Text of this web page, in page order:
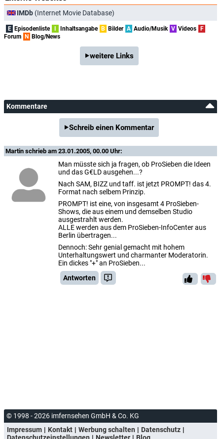
IMDb (Internet Movie Database)
E Episodenliste Inhaltsangabe B Bilder A Audio/Musik V Videos
F
Forum
N Blog/News
weitere Links
Kommentare
Schreib einen Kommentar
Martin schrieb am 23.01.2005, 00.00 Uhr:
Man müsste sich ja fragen, ob ProSieben die Ideen
und das G€LD ausgehen...?
Nach SAM, BIZZ und taff. ist jetzt PROMPT! das 4.
Format nach selbem Prinzip.
PROMPT! ist eine, von insgesamt 4 ProSieben-
Shows, die aus einem und demselben Studio
ausgestrahlt werden.
ALLE werden aus dem ProSieben-InfoCenter aus
Berlin übertragen...
Dennoch: Sehr genial gemacht mit hohem
Unterhaltungswert und charmanter Moderatorin.
Ein dickes "+" an ProSieben...
Antworten
© 1998 - 2026 imfernsehen GmbH & Co. KG
Impressum
Kontakt Werbung schalten
Datenschutz